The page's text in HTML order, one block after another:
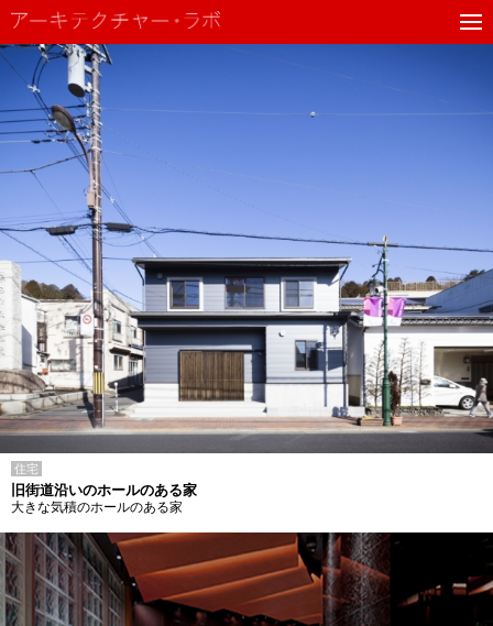
住宅
旧街道沿いのホールのある家
大きな気積のホールのある家